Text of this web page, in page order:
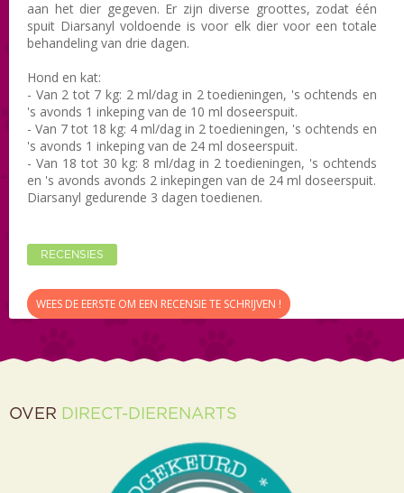
aan het dier gegeven. Er zijn diverse groottes, zodat één
spuit Diarsanyl voldoende is voor elk dier voor een totale
behandeling van drie dagen.
Hond en kat:
- Van 2 tot 7 kg: 2 ml/dag in 2 toedieningen, 's ochtends en
's avonds 1 inkeping van de 10 ml doseerspuit.
- Van 7 tot 18 kg: 4 ml/dag in 2 toedieningen, 's ochtends en
's avonds 1 inkeping van de 24 ml doseerspuit.
- Van 18 tot 30 kg: 8 ml/dag in 2 toedieningen, 's ochtends
en 's avonds avonds 2 inkepingen van de 24 ml doseerspuit.
Diarsanyl gedurende 3 dagen toedienen.
RECENSIES
WEES DE EERSTE OM EEN RECENSIE TE SCHRIJVEN !
OVER DIRECT-DIERENARTS